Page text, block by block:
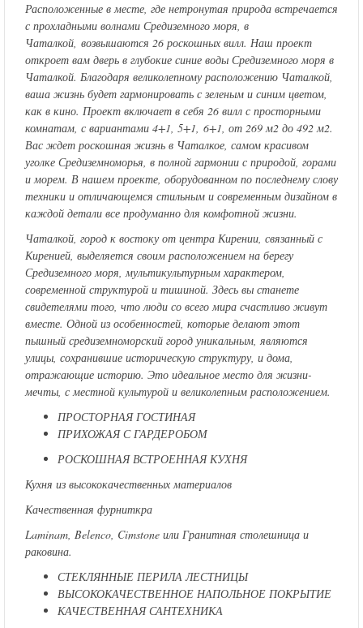
Расположенные в месте, где нетронутая природа встречается
с прохладными волнами Средиземного моря, в
Чаталкой, возвышаются 26 роскошных вилл. Наш проект
откроет вам дверь в глубокие синие воды Средиземного моря в
Чаталкой. Благодаря великолепному расположению Чаталкой,
ваша жизнь будет гармонировать с зеленым и синим цветом,
как в кино. Проект включает в себя 26 вилл с просторными
комнатам, с вариантами 4+1, 5+1, 6+1, от 269 м2 до 492 м2.
Вас ждет роскошная жизнь в Чаталкое, самом красивом
уголке Средиземноморья, в полной гармонии с природой, горами
и морем. В нашем проекте, оборудованном по последнему слову
техники и отличающемся стильным и современным дизайном в
каждой детали все продуманно для комфотной жизни.
Чаталкой, город к востоку от центра Кирении, связанный с
Киренией, выделяется своим расположением на берегу
Средиземного моря, мультикультурным характером,
современной структурой и тишиной. Здесь вы станете
свидетелями того, что люди со всего мира счастливо живут
вместе. Одной из особенностей, которые делают этот
пышный средиземноморский город уникальным, являются
улицы, сохранившие историческую структуру, и дома,
отражающие историю. Это идеальное место для жизни-
мечты, с местной культурой и великолепным расположением.
ПРОСТОРНАЯ ГОСТИНАЯ
ПРИХОЖАЯ С ГАРДЕРОБОМ
РОСКОШНАЯ ВСТРОЕННАЯ КУХНЯ
Кухня из высококачественных материалов
Качественная фурниткра
Laminam, Belenco, Cimstone или Гранитная столешница и
раковина.
СТЕКЛЯННЫЕ ПЕРИЛА ЛЕСТНИЦЫ
ВЫСОКОКАЧЕСТВЕННОЕ НАПОЛЬНОЕ ПОКРЫТИЕ
КАЧЕСТВЕННАЯ САНТЕХНИКА